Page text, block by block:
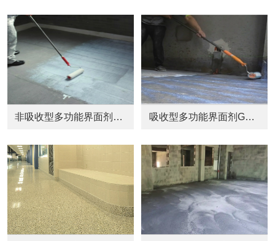
非吸收型多功能界面剂GWD-A320 吸收型多功能界面剂GWD-B200